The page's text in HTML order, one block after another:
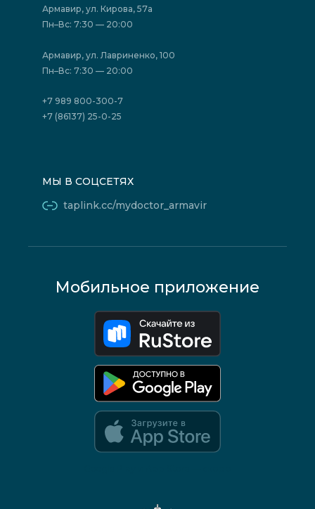
Фотогалерея
Политика конфиденциальности
Акции
Акции
Отзывы
Государственные программы
Юридическим лицам
Армавир, ул. Кирова, 57а
Пн–Вс: 7:30 — 20:00
Армавир, ул. Лавриненко, 100
Пн–Вс: 7:30 — 20:00
+7 989 800-300-7
+7 (86137) 25-0-25
МЫ В СОЦСЕТЯХ
taplink.cc/mydoctor_armavir
Мобильное приложение